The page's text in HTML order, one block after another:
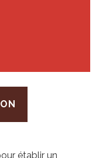
établir un